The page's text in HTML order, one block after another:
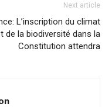
Next article
L’inscription du climat
de la biodiversité dans la
Constitution attendra